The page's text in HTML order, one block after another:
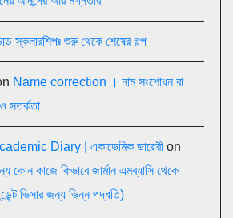
স্কলারশিপঃ শুরু থেকে শেষের গল্প
Name correction । নাম সংশোধন বা
সতর্কতা
Academic Diary | একাডেমিক ডায়েরী on
কোন কাজে কিভাবে জার্মান এমব্যাসি থেকে
ভিসার জন্য ভিন্ন পদ্ধতি)